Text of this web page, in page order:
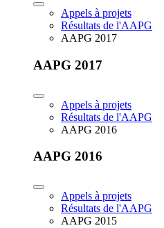
Appels à projets
Résultats de l'AAPG
AAPG 2017
AAPG 2017
Appels à projets
Résultats de l'AAPG
AAPG 2016
AAPG 2016
Appels à projets
Résultats de l'AAPG
AAPG 2015